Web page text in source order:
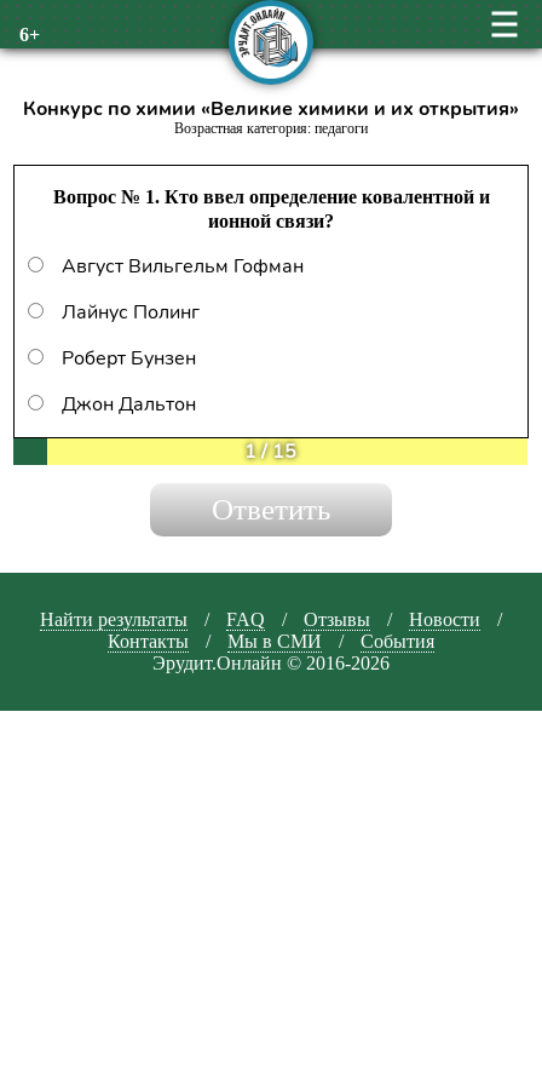
6+
Конкурс по химии «Великие химики и их открытия»
Возрастная категория: педагоги
Вопрос № 1. Кто ввел определение ковалентной и
ионной связи?
Август Вильгельм Гофман
Лайнус Полинг
Роберт Бунзен
Джон Дальтон
1/15
Найти результаты / FAQ / Отзывы / Новости
/
Контакты
/ Мы в СМИ /
События
Эрудит.Онлайн © 2016-2026